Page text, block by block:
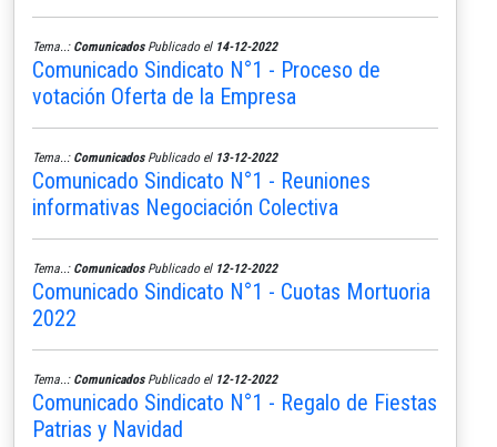
Tema..: ComunicadosPublicado el 14-12-2022
Comunicado Sindicato N°1 - Proceso de
votación Oferta de la Empresa
Tema..: ComunicadosPublicado el 13-12-2022
Comunicado Sindicato N°1 - Reuniones
informativas Negociación Colectiva
Tema..: ComunicadosPublicado el 12-12-2022
Comunicado Sindicato N°1 - Cuotas Mortuoria
2022
Tema..: ComunicadosPublicado el 12-12-2022
Comunicado Sindicato N°1 - Regalo de Fiestas
Patrias y Navidad